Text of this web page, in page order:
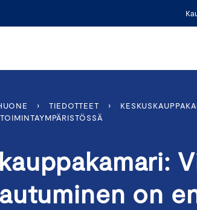
› TIEDOTTEET ›
on